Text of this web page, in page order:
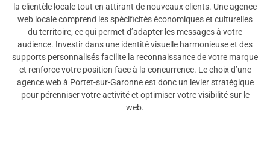
la clientèle locale tout en attirant de nouveaux clients. Une agence
web locale comprend les spécificités économiques et culturelles
du territoire, ce qui permet d’adapter les messages à votre
audience. Investir dans une identité visuelle harmonieuse et des
supports personnalisés facilite la reconnaissance de votre marque
et renforce votre position face à la concurrence. Le choix d’une
agence web à Portet-sur-Garonne est donc un levier stratégique
pour pérenniser votre activité et optimiser votre visibilité sur le
web.